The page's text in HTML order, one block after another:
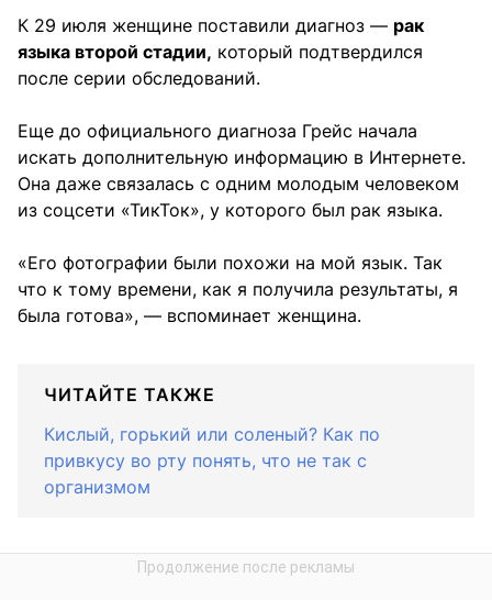
К 29 июля женщине поставили диагноз — рак
языка второй стадии, который подтвердился
после серии обследований.
Еще до официального диагноза Грейс начала
искать дополнительную информацию в Интернете.
Она даже связалась с одним молодым человеком
из соцсети «ТикТок», у которого был рак языка.
«Его фотографии были похожи на мой язык. Так
что к тому времени, как я получила результаты, я
была готова», — вспоминает женщина.
ЧИТАЙТЕ ТАКЖЕ
Кислый, горький или соленый? Как по
привкусу во рту понять, что не так с
организмом